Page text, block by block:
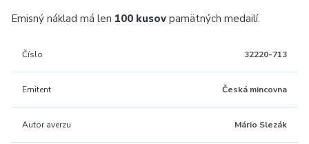
Emisný náklad má len 100 kusov pamätných medailí.
Číslo 32220-713
Emitent Česká mincovna
Autor averzu Mário Slezák